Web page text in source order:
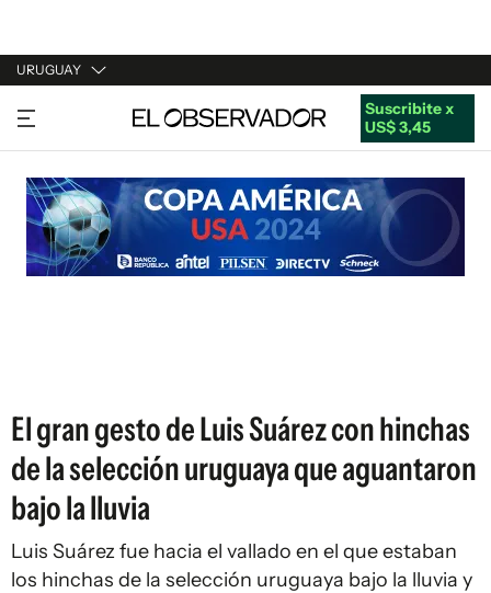
URUGUAY
URUGUAY
ARGENTINA
ESPAÑA
ESTADOS UNIDOS
Suscribite x
US$ 3,45
El gran gesto de Luis Suárez con hinchas
de la selección uruguaya que aguantaron
bajo la lluvia
Luis Suárez fue hacia el vallado en el que estaban
los hinchas de la selección uruguaya bajo la lluvia y